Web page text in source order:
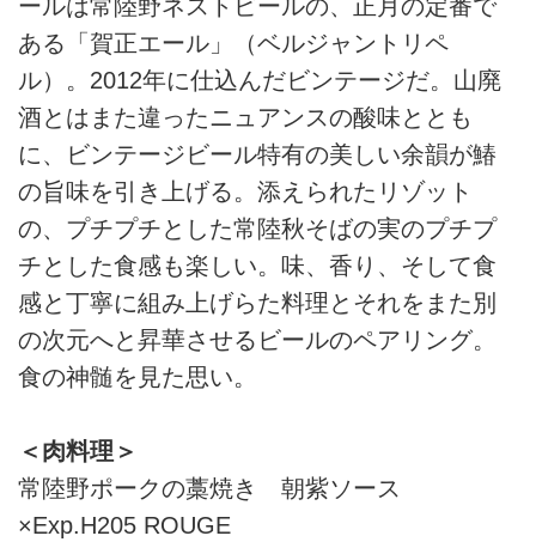
ールは常陸野ネストビールの、正月の定番で
ある「賀正エール」（ベルジャントリペ
ル）。2012年に仕込んだビンテージだ。山廃
酒とはまた違ったニュアンスの酸味ととも
に、ビンテージビール特有の美しい余韻が鰆
の旨味を引き上げる。添えられたリゾット
の、プチプチとした常陸秋そばの実のプチプ
チとした食感も楽しい。味、香り、そして食
感と丁寧に組み上げらた料理とそれをまた別
の次元へと昇華させるビールのペアリング。
食の神髄を見た思い。
＜肉料理＞
常陸野ポークの藁焼き 朝紫ソース
×Exp.H205 ROUGE